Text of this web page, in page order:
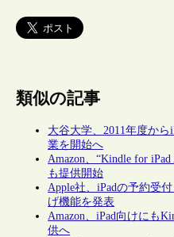
類似の記事
大谷大学、2011年度から
業を開始へ
Amazon、“Kindle for
も提供開始
Apple社、iPadの予約受
げ機能を発表
Amazon、iPad向けにも
供へ